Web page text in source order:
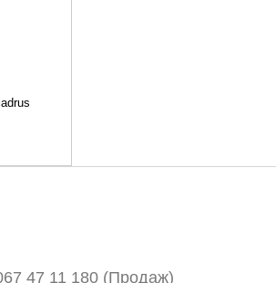
47 11 180 (Продаж)